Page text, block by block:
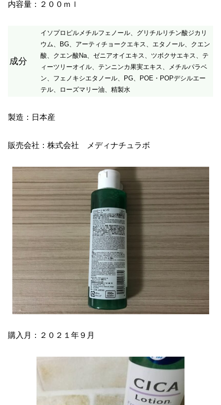
内容量：２００ｍｌ
成分
イソプロピルメチルフェノール、グリチルリチン酸ジカリ
ウム、BG、アーティチョークエキス、エタノール、クエン
酸、クエン酸Na、ゼニアオイエキス、ツボクサエキス、テ
ィーツリーオイル、テンニンカ果実エキス、メチルパラベ
ン、フェノキシエタノール、PG、POE・POPデシルエー
テル、ローズマリー油、精製水
製造：日本産
販売会社：株式会社 メディナチュラボ
購入月：２０２１年９月